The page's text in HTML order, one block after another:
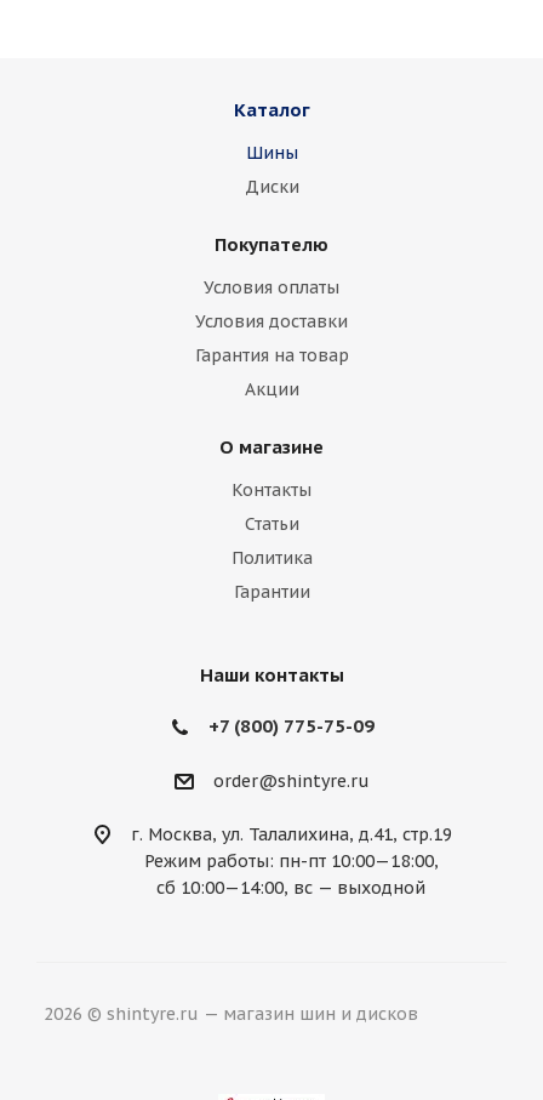
Каталог
Шины
Диски
Покупателю
Условия оплаты
Условия доставки
Гарантия на товар
Акции
О магазине
Контакты
Статьи
Политика
Гарантии
Наши контакты
+7 (800) 775-75-09
order@shintyre.ru
г. Москва, ул. Талалихина, д.41, стр.19
Режим работы: пн-пт 10:00—18:00,
сб 10:00—14:00, вс — выходной
2026 © shintyre.ru — магазин шин и дисков